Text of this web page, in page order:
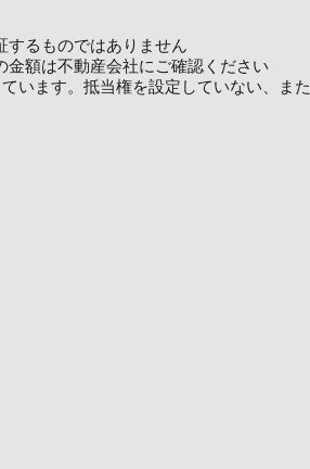
するものではありません
額は不動産会社にご確認ください
います。抵当権を設定していない、また